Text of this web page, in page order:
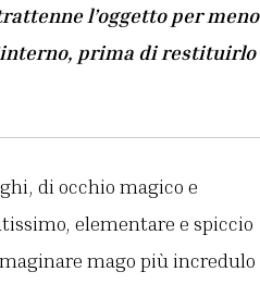
l’oggetto per meno
prima di restituirlo
di occhio magico e
elementare e spiccio
mago più incredulo